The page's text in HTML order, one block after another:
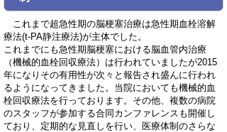
これまで超急性期の脳梗塞治療は急性期血栓溶解
療法(t-PA静注療法)が主体でした。
これまでにも急性期脳梗塞における脳血管内治療
（機械的血栓回収療法）は行われていましたが2015
年になりその有用性が次々と報告され盛んに行われ
るようになってきました。当院においても機械的血
栓回収療法を行っております。その他、複数の病院
のスタッフが参加する合同カンファレンスも開催し
ており、定期的な見直しを行い、医療体制のさらな